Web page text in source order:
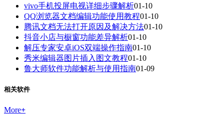
vivo手机投屏电视详细步骤解析01-10
QQ浏览器文档编辑功能使用教程01-10
腾讯文档无法打开原因及解决方法01-10
抖音小店与橱窗功能差异解析01-10
解压专家安卓iOS双端操作指南01-10
秀米编辑器图片插入图文教程01-10
鲁大师软件功能解析与使用指南01-09
相关软件
More+